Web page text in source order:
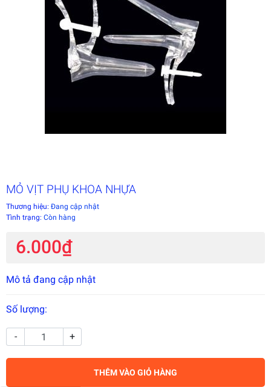
MỎ VỊT PHỤ KHOA NHỰA
Thương hiệu: Đang cập nhật
Tình trạng: Còn hàng
6.000₫
Mô tả đang cập nhật
Số lượng:
- +
THÊM VÀO GIỎ HÀNG